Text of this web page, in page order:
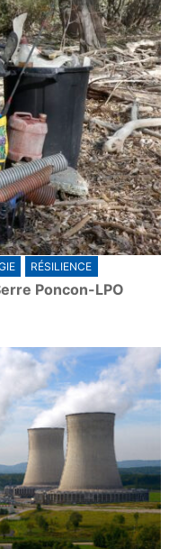
RÉSILIENCE
Poncon-LPO